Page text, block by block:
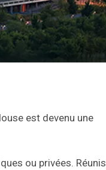
est devenu une
ou privées. Réunis